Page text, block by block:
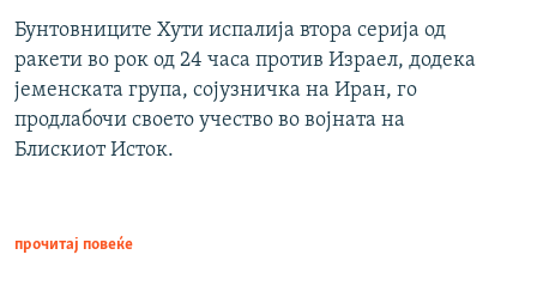
Бунтовниците Хути испалија втора серија од
ракети во рок од 24 часа против Израел, додека
јеменската група, сојузничка на Иран, го
продлабочи своето учество во војната на
Блискиот Исток.
прочитај повеќе